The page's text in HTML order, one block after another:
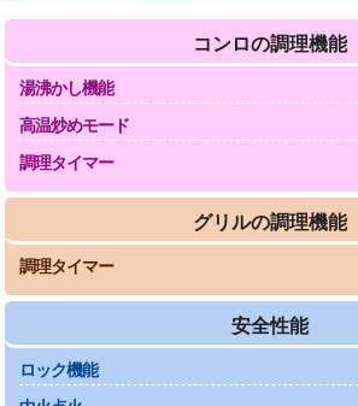
コンロの調理機能
湯沸かし機能
高温炒めモード
調理タイマー
グリルの調理機能
調理タイマー
安全性能
ロック機能